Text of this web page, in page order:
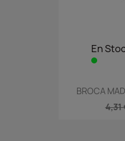
En
BROCA
4,31